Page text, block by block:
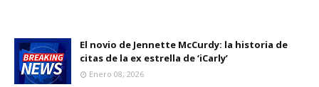
El novio de Jennette McCurdy: la historia de
citas de la ex estrella de ‘iCarly’
Enero 08, 2026